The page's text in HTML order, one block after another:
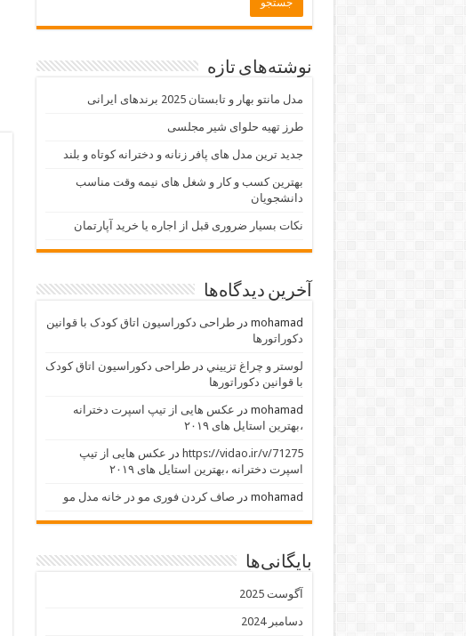
نوشته‌های تازه
مدل مانتو بهار و تابستان 2025 برندهای ایرانی
طرز تهیه حلوای شیر مجلسی
جدید ترین مدل های پافر زنانه و دخترانه کوتاه و بلند
بهترین کسب و کار و شغل های نیمه وقت مناسب
دانشجویان
نکات بسیار ضروری قبل از اجاره یا خرید آپارتمان
آخرین دیدگاه‌ها
mohamad درطراحی دکوراسیون اتاق کودک با قوانین
دکوراتورها
لوستر و چراغ تزييني درطراحی دکوراسیون اتاق کودک
با قوانین دکوراتورها
mohamad در عکس هایی از تیپ اسپرت دخترانه
،بهترین استایل های ۲۰۱۹
https://vidao.ir/v/71275 در عکس هایی از تیپ
اسپرت دخترانه ،بهترین استایل های ۲۰۱۹
mohamad در صاف کردن فوری مو در خانه مدل مو
بایگانی‌ها
آگوست 2025
دسامبر 2024